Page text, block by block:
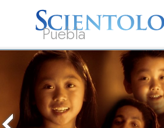
Puebla
L. Ronald
Hubbard
¿Qué es
Scientology?
Ministros
Voluntarios